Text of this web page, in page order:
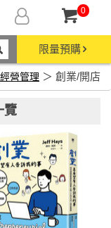
0
限量預購
經營管理 ＞ 創業/開店
覽